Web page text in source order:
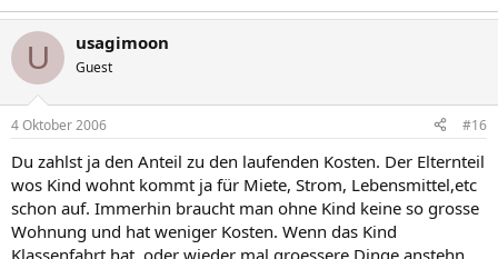
U usagimoon
Guest
4 Oktober 2006 #16
Du zahlst ja den Anteil zu den laufenden Kosten. Der Elternteil
wos Kind wohnt kommt ja für Miete, Strom, Lebensmittel,etc
schon auf. Immerhin braucht man ohne Kind keine so grosse
Wohnung und hat weniger Kosten. Wenn das Kind
Klassenfahrt hat, oder wieder mal groessere Dinge anstehn,